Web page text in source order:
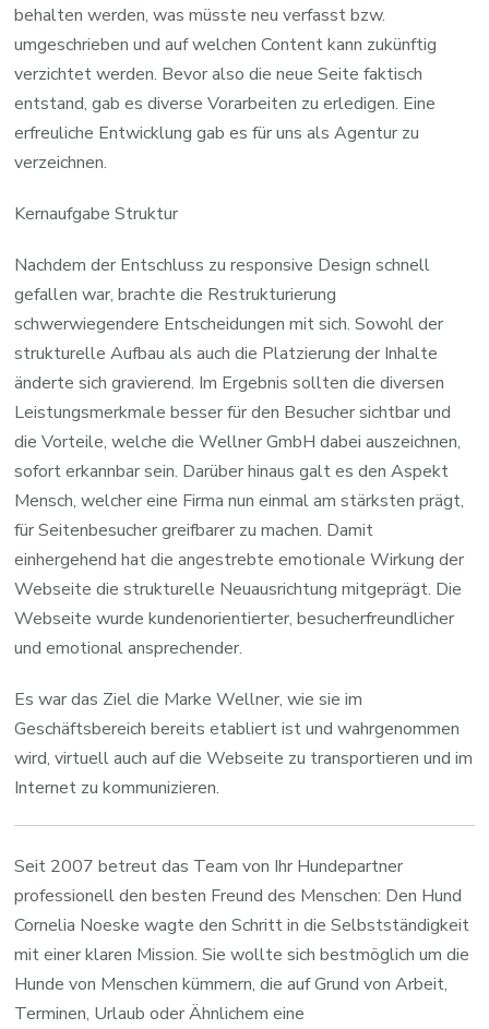
behalten werden, was müsste neu verfasst bzw.
umgeschrieben und auf welchen Content kann zukünftig
verzichtet werden. Bevor also die neue Seite faktisch
entstand, gab es diverse Vorarbeiten zu erledigen. Eine
erfreuliche Entwicklung gab es für uns als Agentur zu
verzeichnen.
Kernaufgabe Struktur
Nachdem der Entschluss zu responsive Design schnell
gefallen war, brachte die Restrukturierung
schwerwiegendere Entscheidungen mit sich. Sowohl der
strukturelle Aufbau als auch die Platzierung der Inhalte
änderte sich gravierend. Im Ergebnis sollten die diversen
Leistungsmerkmale besser für den Besucher sichtbar und
die Vorteile, welche die Wellner GmbH dabei auszeichnen,
sofort erkannbar sein. Darüber hinaus galt es den Aspekt
Mensch, welcher eine Firma nun einmal am stärksten prägt,
für Seitenbesucher greifbarer zu machen. Damit
einhergehend hat die angestrebte emotionale Wirkung der
Webseite die strukturelle Neuausrichtung mitgeprägt. Die
Webseite wurde kundenorientierter, besucherfreundlicher
und emotional ansprechender.
Es war das Ziel die Marke Wellner, wie sie im
Geschäftsbereich bereits etabliert ist und wahrgenommen
wird, virtuell auch auf die Webseite zu transportieren und im
Internet zu kommunizieren.
Seit 2007 betreut das Team von Ihr Hundepartner
professionell den besten Freund des Menschen: Den Hund
Cornelia Noeske wagte den Schritt in die Selbstständigkeit
mit einer klaren Mission. Sie wollte sich bestmöglich um die
Hunde von Menschen kümmern, die auf Grund von Arbeit,
Terminen, Urlaub oder Ähnlichem eine